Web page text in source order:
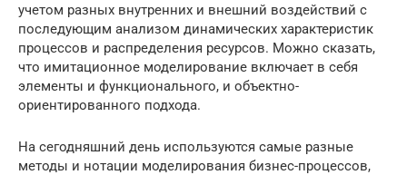
учетом разных внутренних и внешний воздействий с
последующим анализом динамических характеристик
процессов и распределения ресурсов. Можно сказать,
что имитационное моделирование включает в себя
элементы и функционального, и объектно-
ориентированного подхода.
На сегодняшний день используются самые разные
методы и нотации моделирования бизнес-процессов,